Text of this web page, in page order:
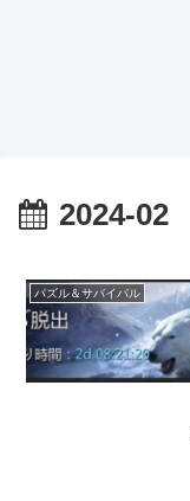
2024-02
パズル＆サバイバル